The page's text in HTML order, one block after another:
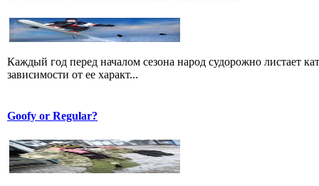
Каждый год перед началом сезона народ судорожно листает
зависимости от ее характ...
Goofy or Regular?